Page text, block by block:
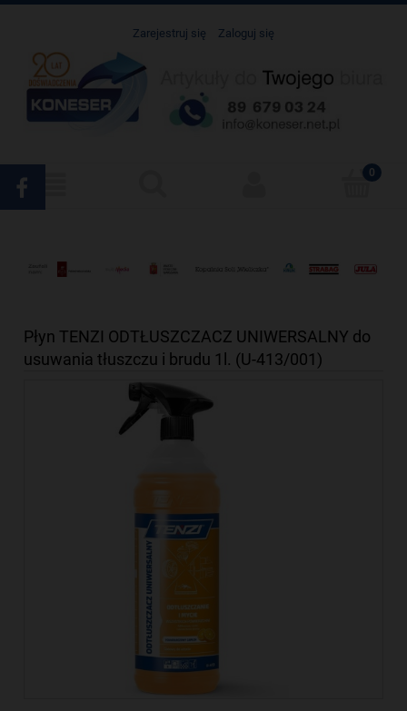
Zarejestruj się Zaloguj się
Płyn TENZI ODTŁUSZCZACZ UNIWERSALNY do
usuwania tłuszczu i brudu 1l. (U-413/001)